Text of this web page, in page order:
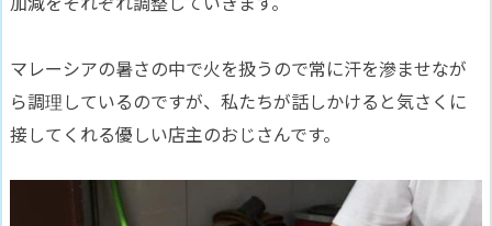
マレーシアの暑さの中で火を扱うので常に汗を滲ませなが
ら調理しているのですが、私たちが話しかけると気さくに
接してくれる優しい店主のおじさんです。